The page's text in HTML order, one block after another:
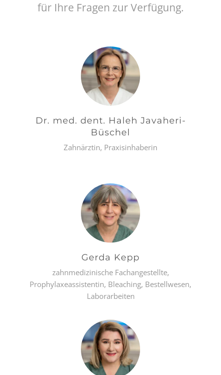
für Ihre Fragen zur Verfügung.
Dr. med. dent. Haleh Javaheri-
Büschel
Zahnärztin, Praxisinhaberin
Gerda Kepp
zahnmedizinische Fachangestellte,
Prophylaxeassistentin, Bleaching, Bestellwesen,
Laborarbeiten